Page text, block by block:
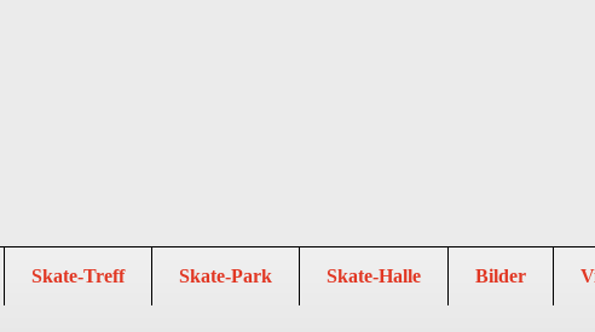
Skate-Treff Skate-Park Skate-Halle Bilder